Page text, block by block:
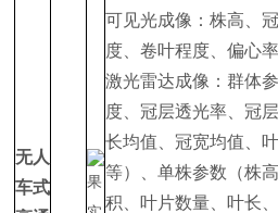
无人
车式
可见光成像：株高、
度、卷叶程度、偏心
激光雷达成像：群体
度、冠层透光率、冠
长均值、冠宽均值、
等）、单株参数（株
积、叶片数量、叶长